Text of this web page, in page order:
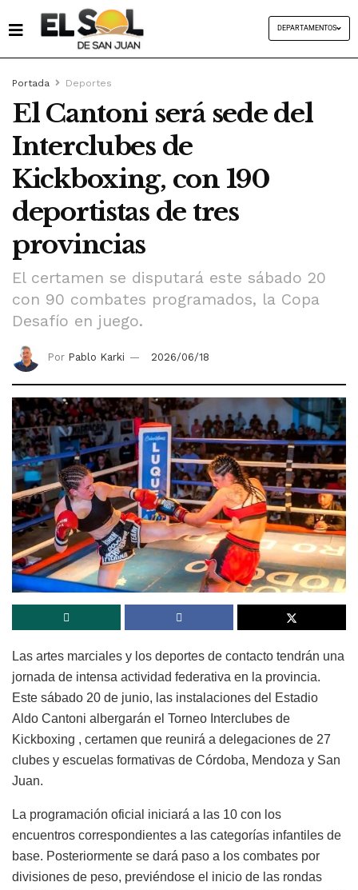
DEPARTAMENTOS
Portada Deportes
El Cantoni será sede del
Interclubes de
Kickboxing, con 190
deportistas de tres
provincias
El certamen se disputará este sábado 20
con 90 combates programados, la Copa
Desafío en juego.
Por Pablo Karki 2026/06/18
Las artes marciales y los deportes de contacto tendrán una
jornada de intensa actividad federativa en la provincia.
Este sábado 20 de junio, las instalaciones del Estadio
Aldo Cantoni albergarán el Torneo Interclubes de
Kickboxing , certamen que reunirá a delegaciones de 27
clubes y escuelas formativas de Córdoba, Mendoza y San
Juan.
La programación oficial iniciará a las 10 con los
encuentros correspondientes a las categorías infantiles de
base. Posteriormente se dará paso a los combates por
divisiones de peso, previéndose el inicio de las rondas